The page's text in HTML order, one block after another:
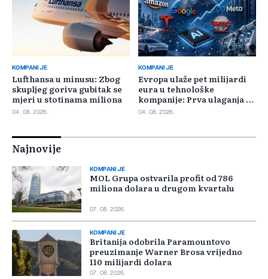
KOMPANIJE
Lufthansa u minusu: Zbog
skupljeg goriva gubitak se
mjeri u stotinama miliona
04. 08. 2026.
KOMPANIJE
Evropa ulaže pet milijardi
eura u tehnološke
kompanije: Prva ulaganja na
jesen
04. 08. 2026.
Najnovije
KOMPANIJE
MOL Grupa ostvarila profit od 786
miliona dolara u drugom kvartalu
07. 08. 2026.
KOMPANIJE
Britanija odobrila Paramountovo
preuzimanje Warner Brosa vrijedno
110 milijardi dolara
07. 08. 2026.